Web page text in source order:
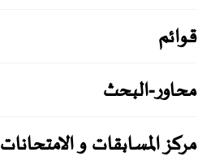
قوائم
محاور-البحث
مركز المسابقات و الامتحانات